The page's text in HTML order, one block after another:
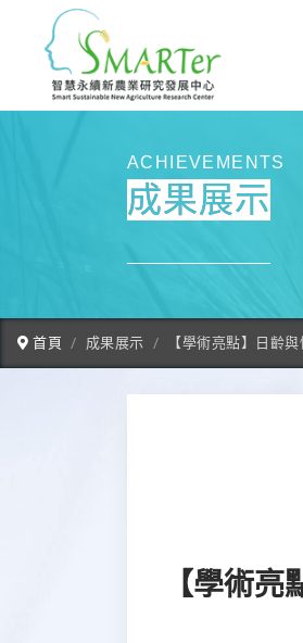
ACHIEVEMENTS
成果展示
首頁 成果展示 【學術亮點】日齡
【學術